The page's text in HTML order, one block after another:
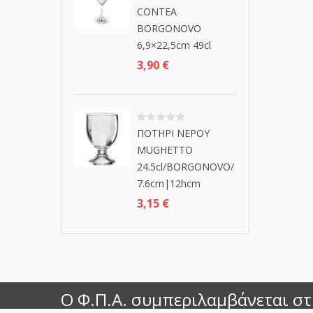
CONTEA
BORGONOVO
6,9×22,5cm 49cl
3,90 €
ΠΟΤΗΡΙ ΝΕΡΟΥ
MUGHETTO
24.5cl/BORGONOVO/
7.6cm|12hcm
3,15 €
Ο Φ.Π.Α. συμπεριλαμβάνεται